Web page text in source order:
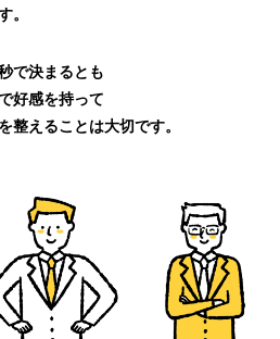
。
で決まるとも
好感を持って
整えることは大切です。